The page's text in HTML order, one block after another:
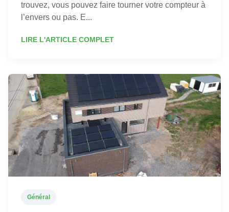
trouvez, vous pouvez faire tourner votre compteur à
l’envers ou pas. E...
LIRE L'ARTICLE COMPLET
Général